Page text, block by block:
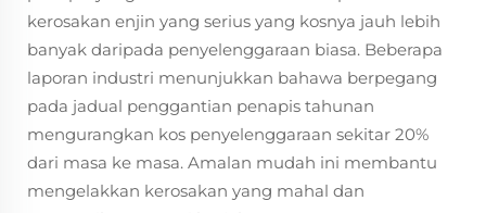
kerosakan enjin yang serius yang kosnya jauh lebih
banyak daripada penyelenggaraan biasa. Beberapa
laporan industri menunjukkan bahawa berpegang
pada jadual penggantian penapis tahunan
mengurangkan kos penyelenggaraan sekitar 20%
dari masa ke masa. Amalan mudah ini membantu
mengelakkan kerosakan yang mahal dan